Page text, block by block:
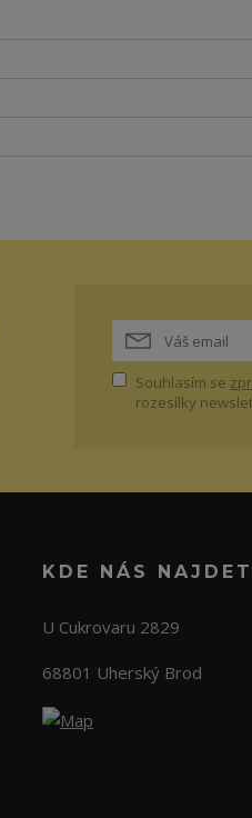
Souhlasím se
rozesílky
KDE NÁS
U Cukrovaru 2829
68801 Uherský Brod